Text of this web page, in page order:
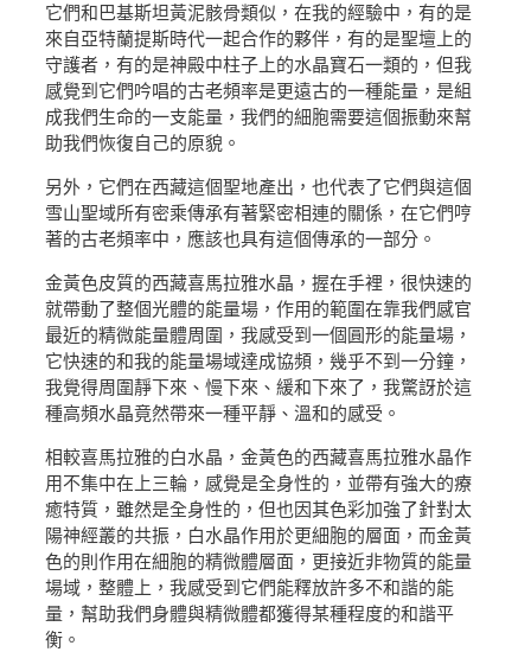
它們和巴基斯坦黃泥骸骨類似，在我的經驗中，有的是
來自亞特蘭提斯時代一起合作的夥伴，有的是聖壇上的
守護者，有的是神殿中柱子上的水晶寶石一類的，但我
感覺到它們吟唱的古老頻率是更遠古的一種能量，是組
成我們生命的一支能量，我們的細胞需要這個振動來幫
助我們恢復自己的原貌。
另外，它們在西藏這個聖地產出，也代表了它們與這個
雪山聖域所有密乘傳承有著緊密相連的關係，在它們哼
著的古老頻率中，應該也具有這個傳承的一部分。
金黃色皮質的西藏喜馬拉雅水晶，握在手裡，很快速的
就帶動了整個光體的能量場，作用的範圍在靠我們感官
最近的精微能量體周圍，我感受到一個圓形的能量場，
它快速的和我的能量場域達成協頻，幾乎不到一分鐘，
我覺得周圍靜下來、慢下來、緩和下來了，我驚訝於這
種高頻水晶竟然帶來一種平靜、溫和的感受。
相較喜馬拉雅的白水晶，金黃色的西藏喜馬拉雅水晶作
用不集中在上三輪，感覺是全身性的，並帶有強大的療
癒特質，雖然是全身性的，但也因其色彩加強了針對太
陽神經叢的共振，白水晶作用於更細胞的層面，而金黃
色的則作用在細胞的精微體層面，更接近非物質的能量
場域，整體上，我感受到它們能釋放許多不和諧的能
量，幫助我們身體與精微體都獲得某種程度的和諧平
衡。